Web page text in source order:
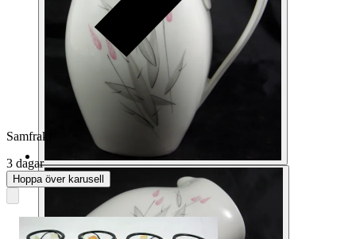
Samfrakt
3 dagar
Hoppa över karusell